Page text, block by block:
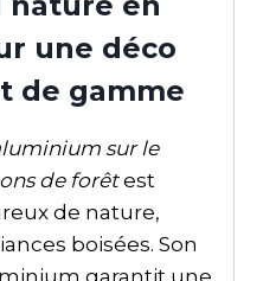
une déco
de gamme
sur le
de forêtest
de nature,
boisées. Son
garantit une